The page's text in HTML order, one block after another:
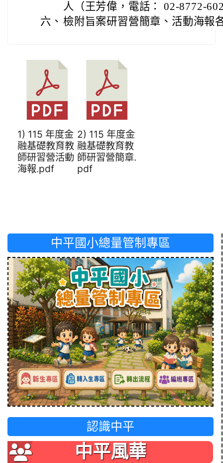
人（王芳偉，電話： 02-8772-
六、 檢附旨案研習營簡章、活動海報
1) 115 年度金
融基礎教育教
師研習營活動
海報.pdf
2) 115 年度金
融基礎教育教
師研習營簡章.
pdf
中平國小總量管制專區
認識中平
中平風華